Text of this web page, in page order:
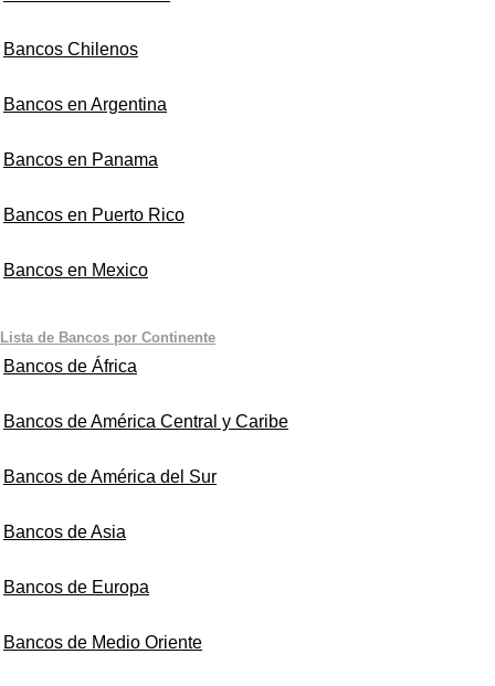
Bancos Chilenos
Bancos en Argentina
Bancos en Panama
Bancos en Puerto Rico
Bancos en Mexico
Lista de Bancos por Continente
Bancos de África
Bancos de América Central y Caribe
Bancos de América del Sur
Bancos de Asia
Bancos de Europa
Bancos de Medio Oriente